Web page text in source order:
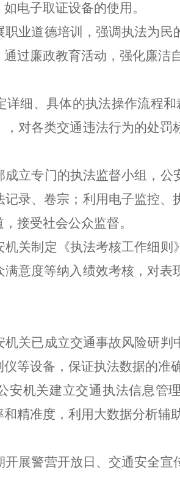
电子取证设备的使用。
职业道德培训，强调执法为民
过廉政教育活动，强化廉洁
详细、具体的执法操作流程
对各类交通违法行为的处罚
成立专门的执法监督小组，公
录、卷宗；利用电子监控、
接受社会公众监督。
机关制定《执法考核工作细则
意度等纳入绩效考核，对表
机关已成立交通事故风险研判
等设备，保证执法数据的准
安机关建立交通执法信息管
精准度，利用大数据分析辅
开展警营开放日、交通安全宣